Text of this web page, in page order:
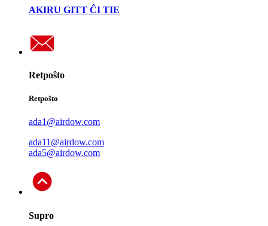
AKIRU GITT ĈI TIE
Retpoŝto
Retpoŝto
ada1@airdow.com
ada11@airdow.com
ada5@airdow.com
Supro